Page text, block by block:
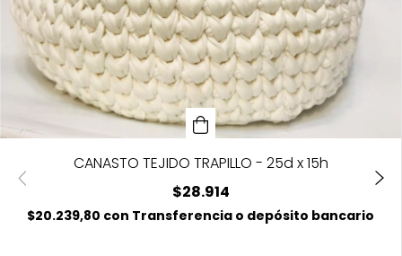
CANASTO TEJIDO TRAPILLO - 25d x 15h
$28.914
$20.239,80 con Transferencia o depósito bancario